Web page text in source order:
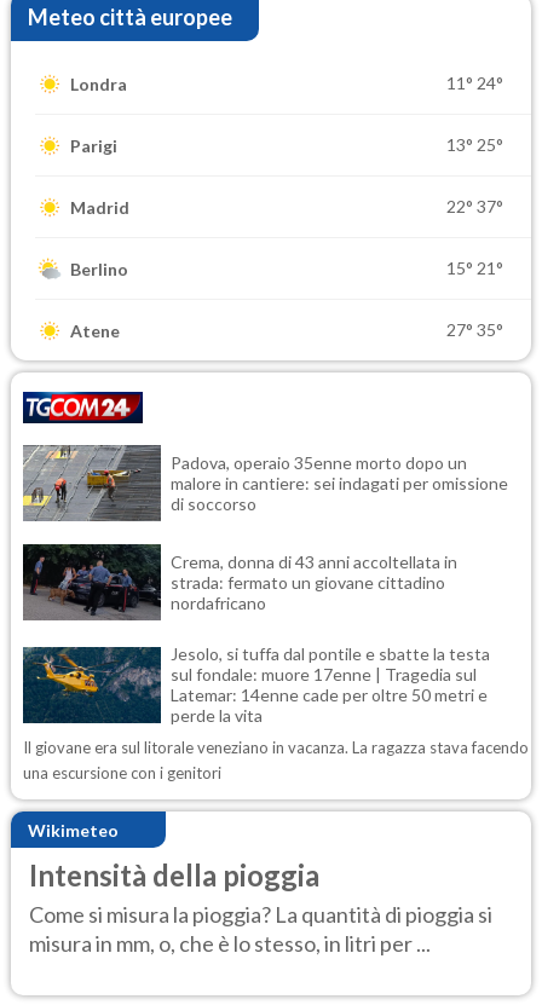
Meteo città europee
Londra 11° 24°
Parigi 13° 25°
Madrid 22° 37°
Berlino 15° 21°
Atene 27° 35°
Padova, operaio 35enne morto dopo un
malore in cantiere: sei indagati per omissione
di soccorso
Crema, donna di 43 anni accoltellata in
strada: fermato un giovane cittadino
nordafricano
Jesolo, si tuffa dal pontile e sbatte la testa
sul fondale: muore 17enne | Tragedia sul
Latemar: 14enne cade per oltre 50 metri e
perde la vita
Il giovane era sul litorale veneziano in vacanza. La ragazza stava facendo
una escursione con i genitori
Wikimeteo
Intensità della pioggia
Come si misura la pioggia? La quantità di pioggia si
misura in mm, o, che è lo stesso, in litri per ...